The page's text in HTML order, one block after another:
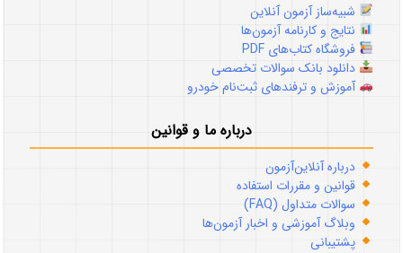
شبیه‌ساز آزمون آنلاین
نتایج و کارنامه آزمون‌ها
فروشگاه کتاب‌های PDF
دانلود بانک سوالات تخصصی
آموزش و ترفندهای ثبت‌نام خودرو
درباره ما و قوانین
درباره آنلاین‌آزمون
قوانین و مقررات استفاده
سوالات متداول (FAQ)
وبلاگ آموزشی و اخبار آزمون‌ها
پشتیبانی